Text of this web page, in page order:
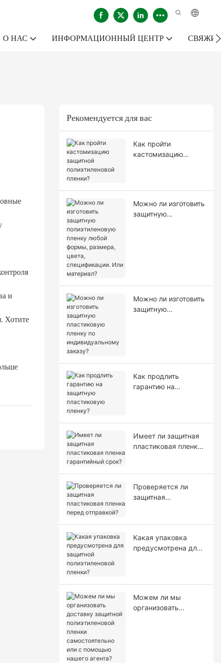
О НАС ИНФОРМАЦИОННЫЙ ЦЕНТР
и
Хотите
Рекомендуется для вас
Как пройти
кастомизацию
Можно ли изготовить
защитную
Можно ли изготовить
защитную
Как продлить
гарантию на
Имеет ли защитная
пластиковая пленка
Проверяется ли
защитная
Какая упаковка
предусмотрена для
Можем ли мы
организовать